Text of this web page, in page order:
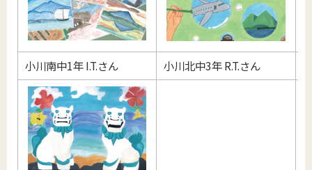
小川南中1年 I.T.さん 小川北中3年 R.T.さん